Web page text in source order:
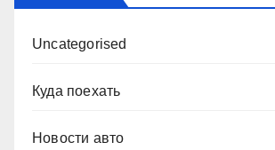
Uncategorised
Куда поехать
Новости авто